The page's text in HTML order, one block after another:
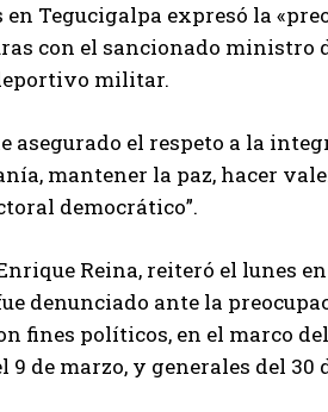
Tegucigalpa expresó la
con el sancionado ministro
militar.
asegurado el respeto a la
mantener la paz, hacer
democrático”.
Reina, reiteró el lunes
denunciado ante la
fines políticos, en el marco
de marzo, y generales del 30